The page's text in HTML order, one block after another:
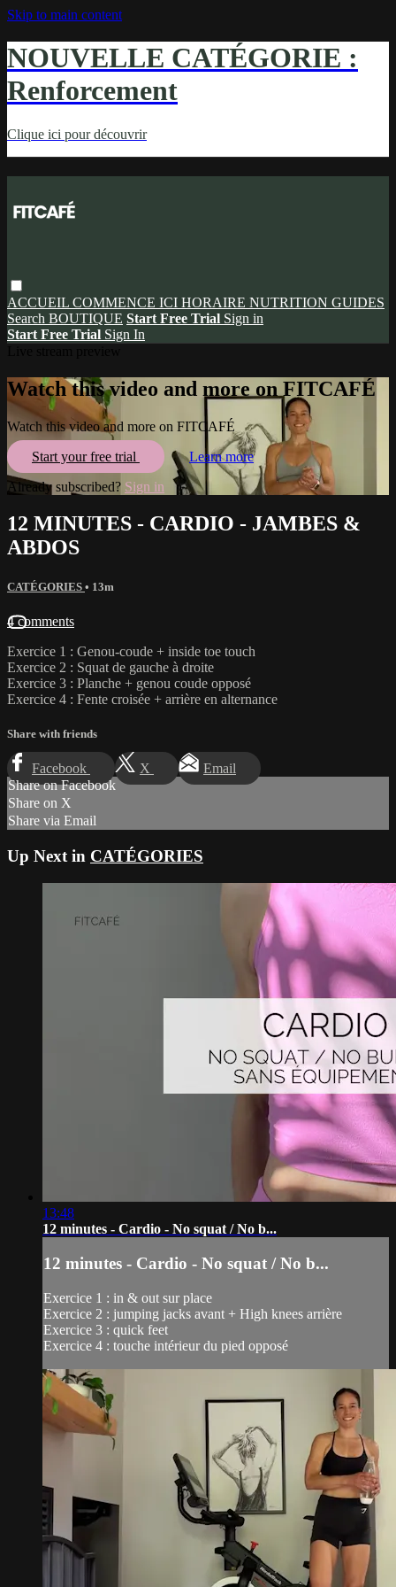
Skip to main content
NOUVELLE CATÉGORIE :
Renforcement
Clique ici pour découvrir
ACCUEIL COMMENCE ICI HORAIRE NUTRITION GUIDES
Search BOUTIQUE Start Free Trial Sign in
Start Free Trial Sign In
Watch this video and more on FITCAFÉ
Watch this video and more on FITCAFÉ
Start your free trial
Learn more
Already subscribed? Sign in
12 MINUTES - CARDIO - JAMBES &
ABDOS
CATÉGORIES • 13m
4 comments
Exercice 1 : Genou-coude + inside toe touch
Exercice 2 : Squat de gauche à droite
Exercice 3 : Planche + genou coude opposé
Exercice 4 : Fente croisée + arrière en alternance
Share with friends
Facebook X
Email
Share on Facebook
Share on X
Share via Email
Up Next in CATÉGORIES
13:48
12 minutes - Cardio - No squat / No b...
12 minutes - Cardio - No squat / No b...
Exercice 1 : in & out sur place
Exercice 2 : jumping jacks avant + High knees arrière
Exercice 3 : quick feet
Exercice 4 : touche intérieur du pied opposé